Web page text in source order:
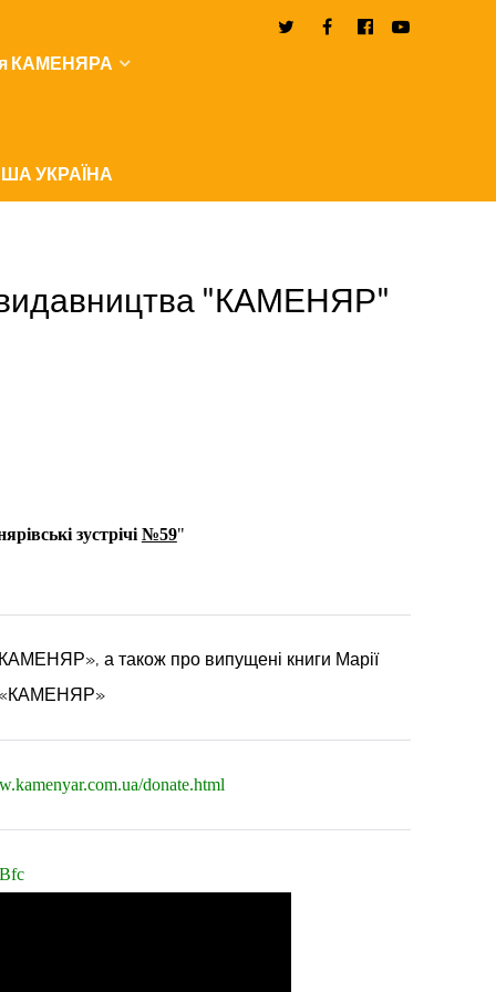
КАМЕНЯРА
УКРАЇНА
видавництва "КАМЕНЯР"
зустрічі №59"
а також про випущені книги Марії
«КАМЕНЯР»
donate.html